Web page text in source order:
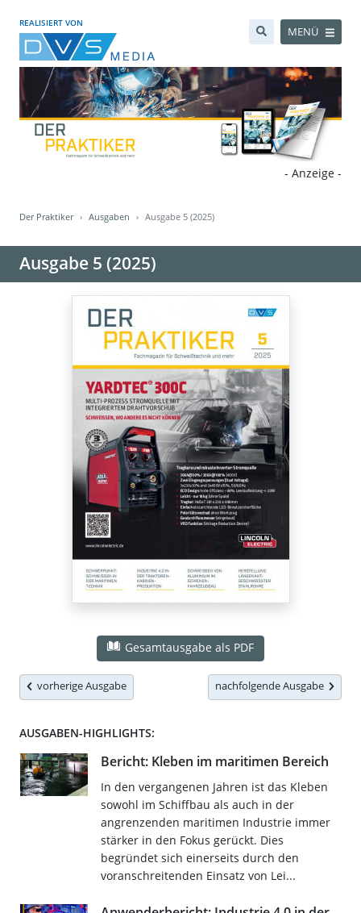
REALISIERT VON
MENÜ
- Anzeige -
Der Praktiker Ausgaben Ausgabe 5 (2025)
Ausgabe 5 (2025)
Gesamtausgabe als PDF
vorherige Ausgabe nachfolgende Ausgabe
AUSGABEN-HIGHLIGHTS:
Bericht: Kleben im maritimen Bereich
In den vergangenen Jahren ist das Kleben
sowohl im Schiffbau als auch in der
angrenzenden maritimen Industrie immer
stärker in den Fokus gerückt. Dies
begründet sich einerseits durch den
voranschreitenden Einsatz von Lei...